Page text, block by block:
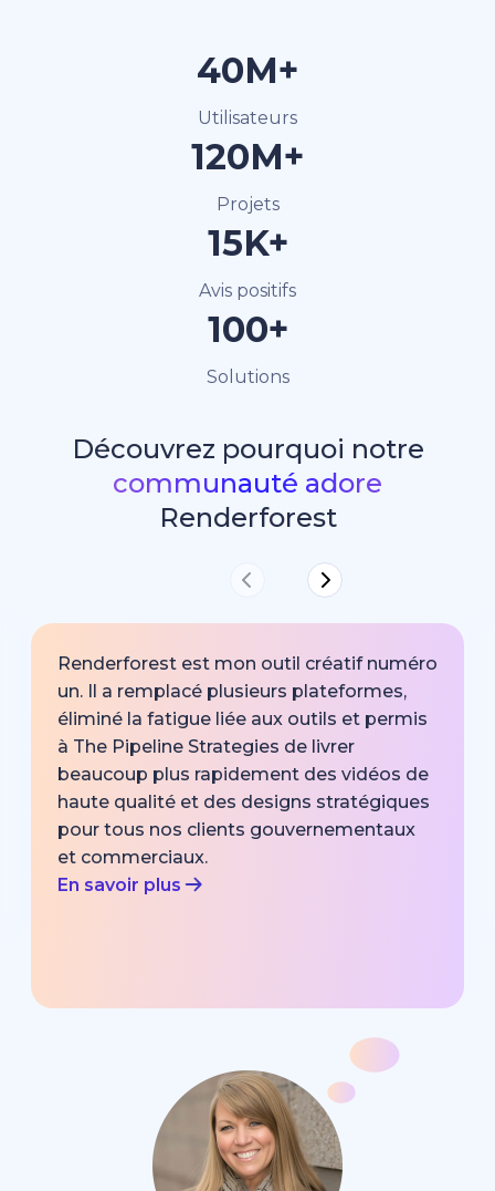
40M+
Utilisateurs
120M+
Projets
15K+
Avis positifs
100+
Solutions
Découvrez pourquoi notre
communauté adore
Renderforest
Renderforest est mon outil créatif numéro
un. Il a remplacé plusieurs plateformes,
éliminé la fatigue liée aux outils et permis
à The Pipeline Strategies de livrer
beaucoup plus rapidement des vidéos de
haute qualité et des designs stratégiques
pour tous nos clients gouvernementaux
et commerciaux.
En savoir plus